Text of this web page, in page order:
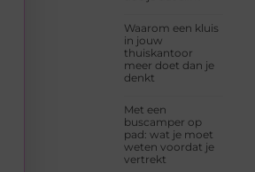
Waarom een kluis
in jouw
thuiskantoor
meer doet dan je
denkt
Met een
buscamper op
pad: wat je moet
weten voordat je
vertrekt